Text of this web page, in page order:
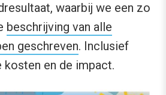
waarbij we een zo
beschrijving van alle
geschreven. Inclusief
kosten en de impact.